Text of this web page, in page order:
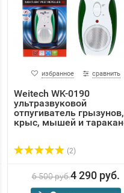
избранное сравнить
Weitech WK-0190
ультразвуковой
отпугиватель грызунов,
крыс, мышей и
(2)
6 500 руб.4 290 руб.